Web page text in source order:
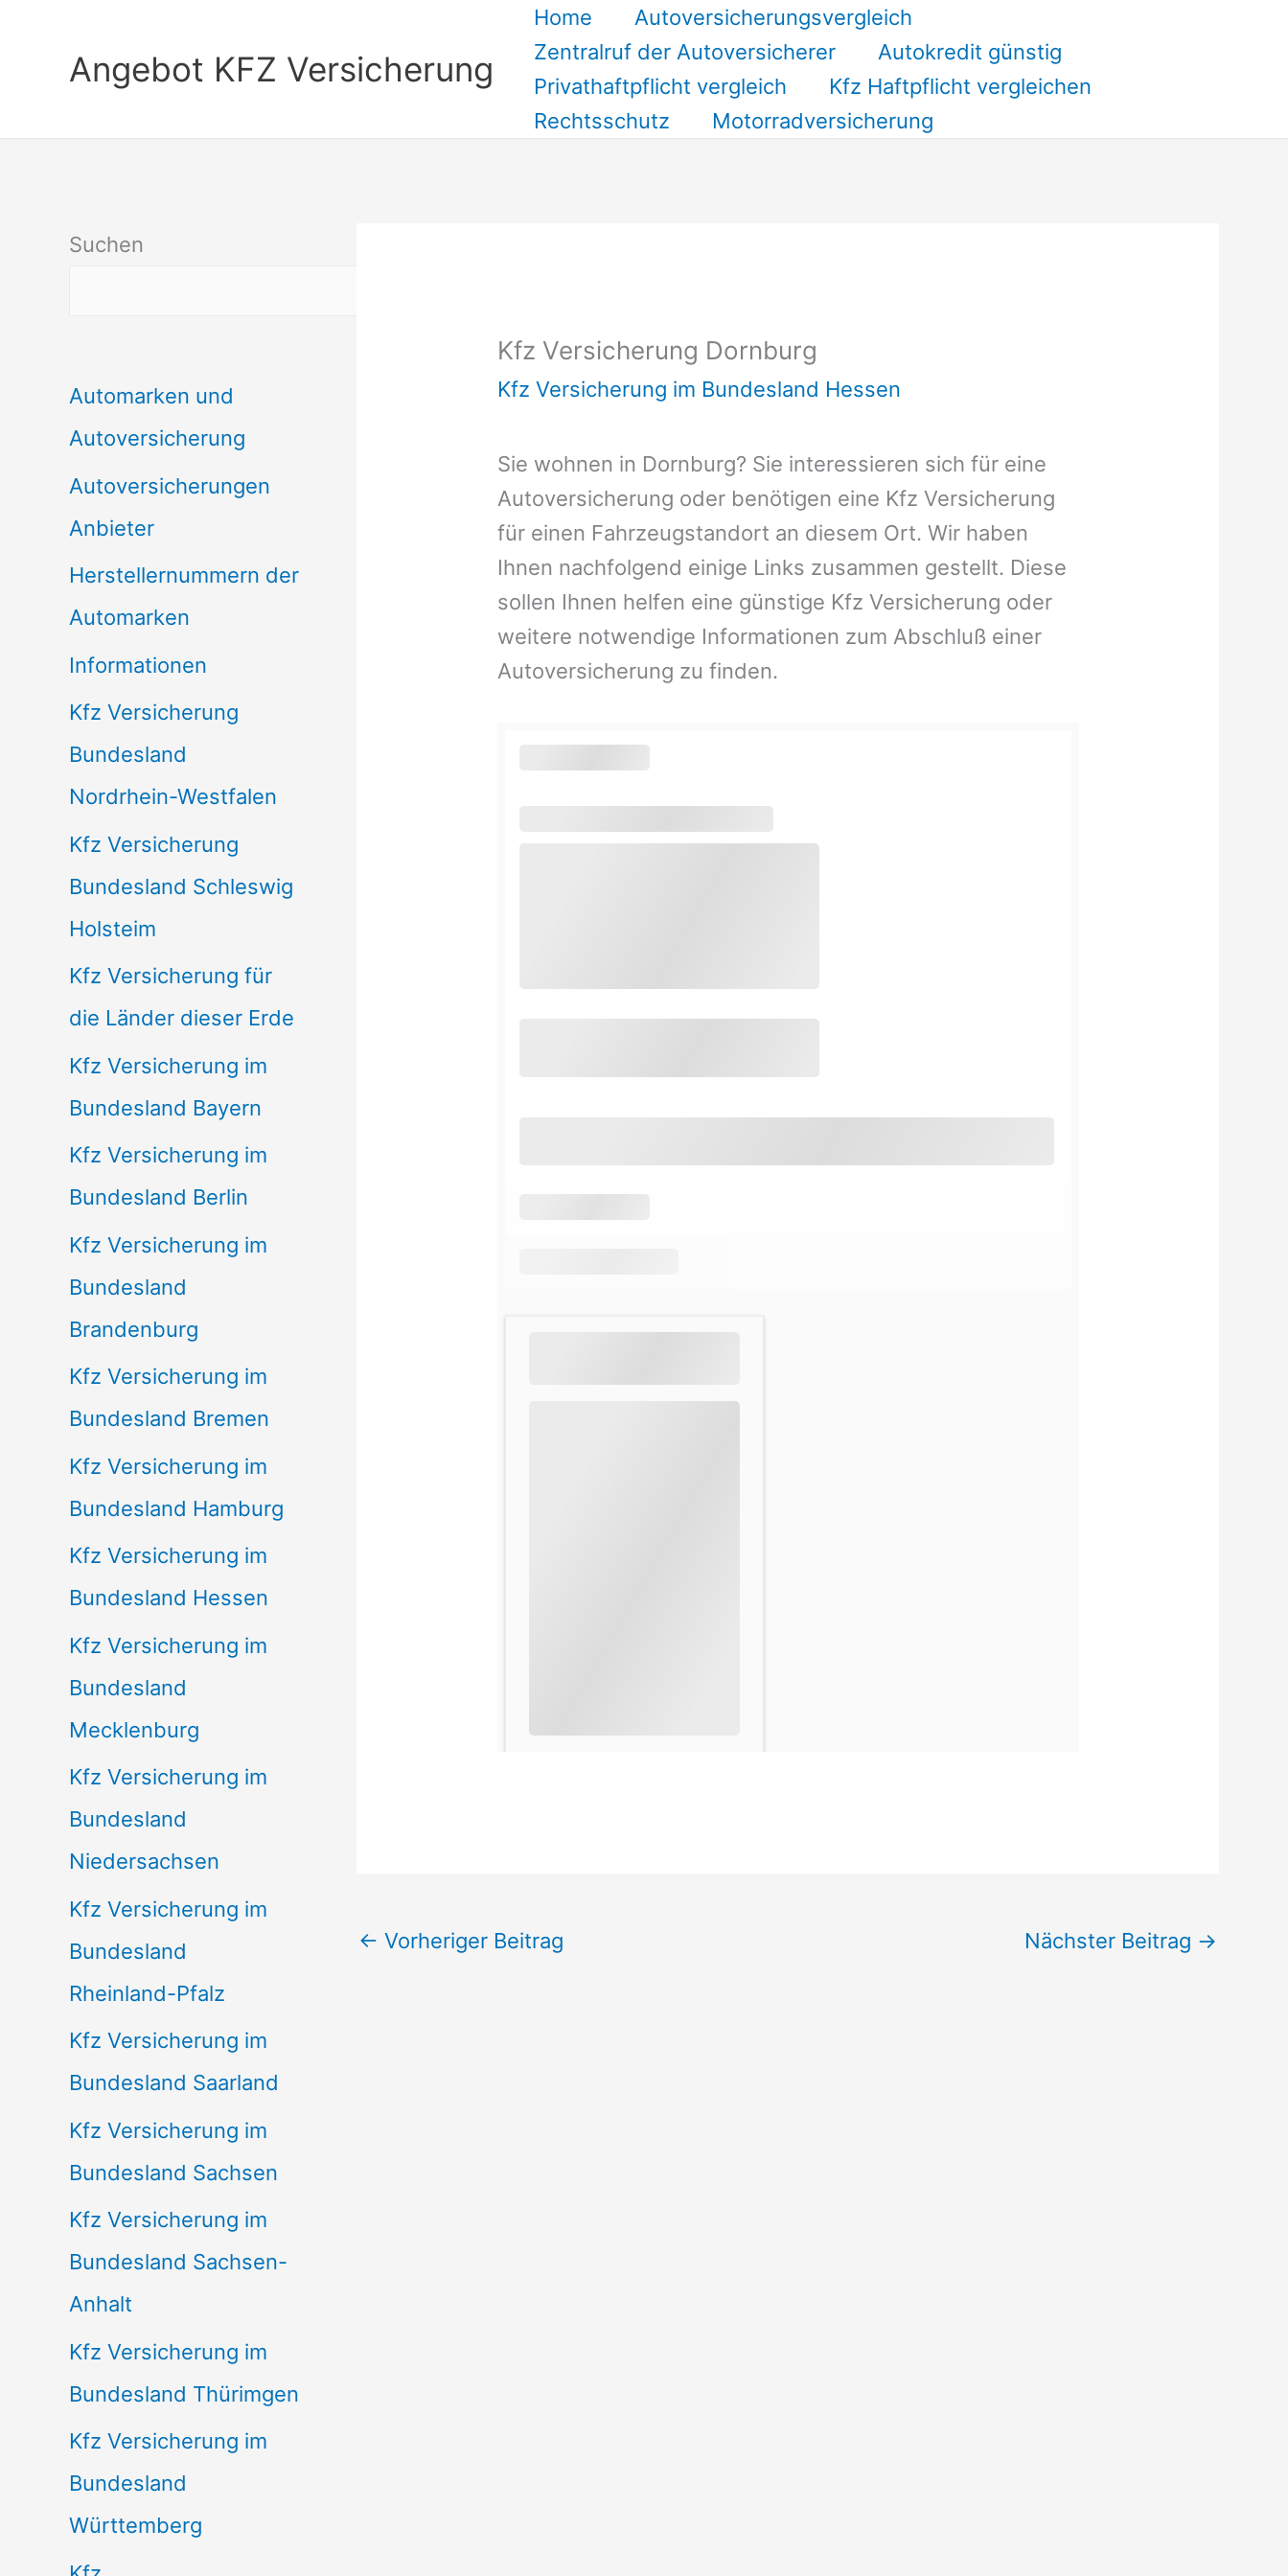
springenAngebot KFZ Versicherung
Home
Autoversicherungsvergleich
Zentralruf der Autoversicherer
Autokredit günstig
Privathaftpflicht vergleich
Kfz Haftpflicht vergleichen
Rechtsschutz
Motorradversicherung
Suchen
Automarken und
Autoversicherung
Autoversicherungen
Anbieter
Herstellernummern der
Automarken
Informationen
Kfz Versicherung
Bundesland
Nordrhein-Westfalen
Kfz Versicherung
Bundesland Schleswig
Holsteim
Kfz Versicherung für
die Länder dieser Erde
Kfz Versicherung im
Bundesland Bayern
Kfz Versicherung im
Bundesland Berlin
Kfz Versicherung im
Bundesland
Brandenburg
Kfz Versicherung im
Bundesland Bremen
Kfz Versicherung im
Bundesland Hamburg
Kfz Versicherung im
Bundesland Hessen
Kfz Versicherung im
Bundesland
Mecklenburg
Kfz Versicherung im
Bundesland
Niedersachsen
Kfz Versicherung im
Bundesland
Rheinland-Pfalz
Kfz Versicherung im
Bundesland Saarland
Kfz Versicherung im
Bundesland Sachsen
Kfz Versicherung im
Bundesland Sachsen-
Anhalt
Kfz Versicherung im
Bundesland Thürimgen
Kfz Versicherung im
Bundesland
Württemberg
Kfz Versicherung Dornburg
Kfz Versicherung im Bundesland Hessen
Sie wohnen in Dornburg? Sie interessieren sich für eine
Autoversicherung oder benötigen eine Kfz Versicherung
für einen Fahrzeugstandort an diesem Ort. Wir haben
Ihnen nachfolgend einige Links zusammen gestellt. Diese
sollen Ihnen helfen eine günstige Kfz Versicherung oder
weitere notwendige Informationen zum Abschluß einer
Autoversicherung zu finden.
← Vorheriger Beitrag Nächster Beitrag →